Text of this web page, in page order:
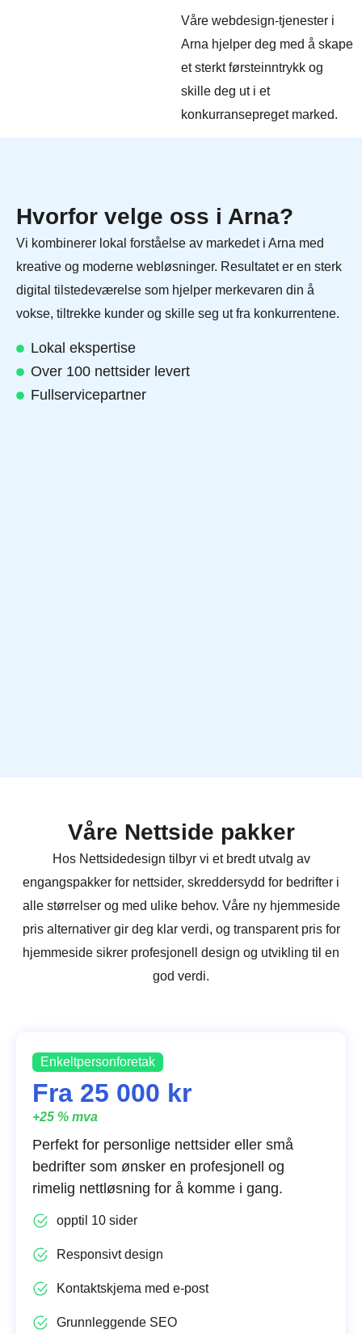
Våre webdesign-tjenester i
Arna hjelper deg med å skape
et sterkt førsteinntrykk og
skille deg ut i et
konkurransepreget marked.
Hvorfor velge oss i Arna?
Vi kombinerer lokal forståelse av markedet i Arna med
kreative og moderne webløsninger. Resultatet er en sterk
digital tilstedeværelse som hjelper merkevaren din å
vokse, tiltrekke kunder og skille seg ut fra konkurrentene.
Lokal ekspertise
Over 100 nettsider levert
Fullservicepartner
Våre Nettside pakker
Hos Nettsidedesign tilbyr vi et bredt utvalg av
engangspakker for nettsider, skreddersydd for bedrifter i
alle størrelser og med ulike behov. Våre ny hjemmeside
pris alternativer gir deg klar verdi, og transparent pris for
hjemmeside sikrer profesjonell design og utvikling til en
god verdi.
Enkeltpersonforetak
Fra 25 000 kr
+25 % mva
Perfekt for personlige nettsider eller små
bedrifter som ønsker en profesjonell og
rimelig nettløsning for å komme i gang.
opptil 10 sider
Responsivt design
Kontaktskjema med e-post
Grunnleggende SEO